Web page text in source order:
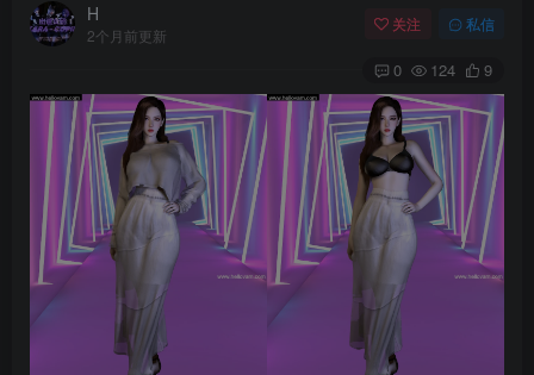
H
2个月前更新
关注 私信
0 124 9